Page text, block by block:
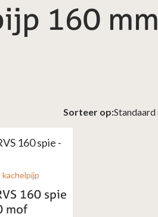
160 mm
Sorteer op:
160 spie
mof